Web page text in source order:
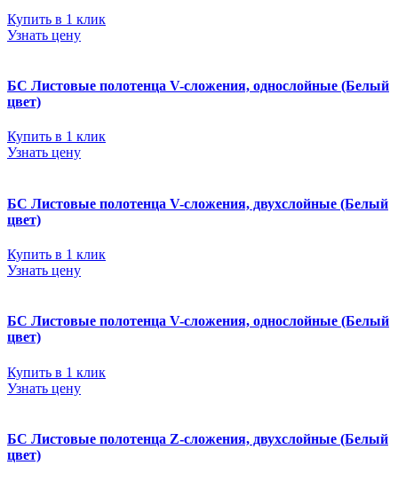
Купить в 1 клик
Узнать цену
БС Листовые полотенца V-сложения, однослойные (Белый
цвет)
Купить в 1 клик
Узнать цену
БС Листовые полотенца V-сложения, двухслойные (Белый
цвет)
Купить в 1 клик
Узнать цену
БС Листовые полотенца V-сложения, однослойные (Белый
цвет)
Купить в 1 клик
Узнать цену
БС Листовые полотенца Z-сложения, двухслойные (Белый
цвет)